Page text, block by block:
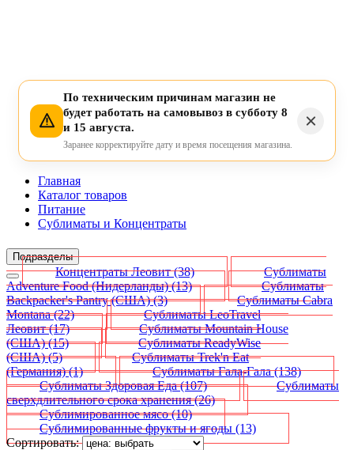
По техническим причинам магазин не
будет работать на самовывоз в субботу 8
и 15 августа.
Заранее корректируйте дату и время посещения магазина.
Главная
Каталог товаров
Питание
Сублиматы и Концентраты
Подразделы
Концентраты Леовит(38)
Сублиматы
Adventure Food (Нидерланды)(13)
Сублиматы
Backpacker's Pantry (США)(3)
Сублиматы Cabra
Montana(22)
Сублиматы LeoTravel
Леовит(17)
Сублиматы Mountain House
(США)(15)
Сублиматы ReadyWise
(США)(5)
Сублиматы Trek'n Eat
(Германия)(1) Сублиматы Гала-Гала(138)
Сублиматы Здоровая Еда(107)
Сублиматы
сверхдлительного срока хранения(26)
Сублимированное мясо(10)
Сублимированные фрукты и ягоды (13)
Сортировать: